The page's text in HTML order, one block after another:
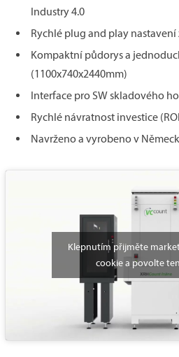
Industry 4.0
Rychlé plug and play nastavení
Kompaktní půdorys a
(1100x740x2440mm)
Interface pro SW skladového
Rychlé návratnost investice
Navrženo a vyrobeno v
Klepnutím přijměte
cookie a povolte